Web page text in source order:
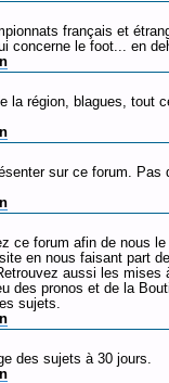
français et
concerne le foot... en
la région, blagues, tout
sur ce forum. Pas
ce forum afin de nous le
en nous faisant part
aussi les mises
des pronos et de la
sujets.
des sujets à 30 jours.